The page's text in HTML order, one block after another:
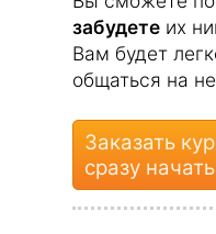
Сколько лет